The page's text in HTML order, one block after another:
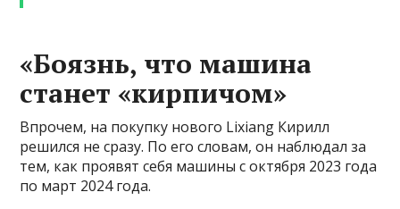
«Боязнь, что машина
станет «кирпичом»
Впрочем, на покупку нового Lixiang Кирилл
решился не сразу. По его словам, он наблюдал за
тем, как проявят себя машины с октября 2023 года
по март 2024 года.